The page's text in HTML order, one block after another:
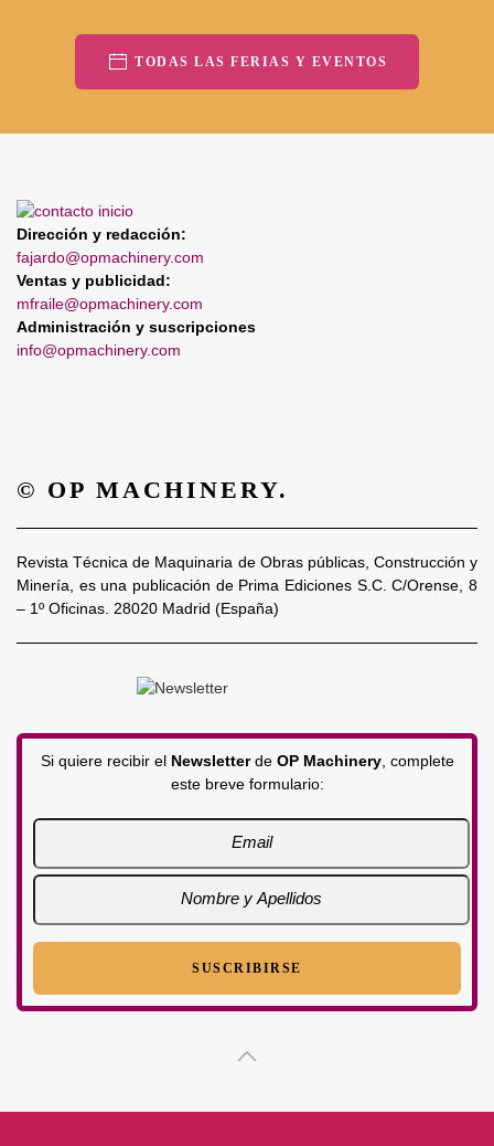
TODAS LAS FERIAS Y EVENTOS
Dirección y redacción:
fajardo@opmachinery.com
Ventas y publicidad:
mfraile@opmachinery.com
Administración y suscripciones
info@opmachinery.com
© OP MACHINERY.
Revista Técnica de Maquinaria de Obras públicas, Construcción y
Minería, es una publicación de Prima Ediciones S.C. C/Orense, 8
– 1º Oficinas. 28020 Madrid (España)
Si quiere recibir el Newsletterde OP Machinery, complete
este breve formulario: